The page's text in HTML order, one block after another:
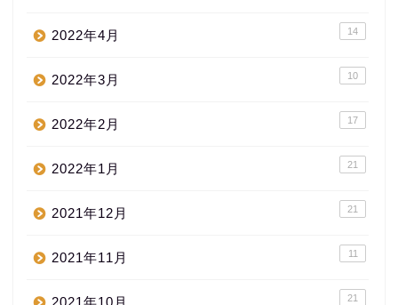
2022年4月 14
2022年3月 10
2022年2月 17
2022年1月 21
2021年12月 21
2021年11月 11
21